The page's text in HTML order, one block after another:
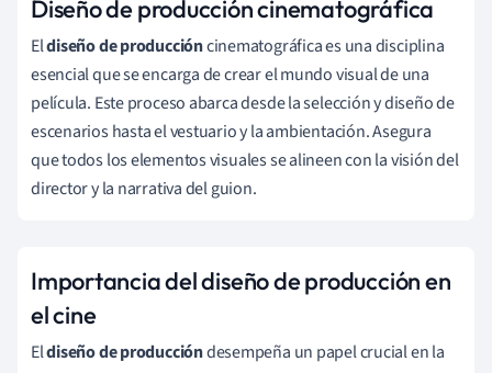
Diseño de producción cinematográfica
Eldiseño de produccióncinematográfica es una disciplina
esencial que se encarga de crear el mundo visual de una
película. Este proceso abarca desde la selección y diseño de
escenarios hasta el vestuario y la ambientación. Asegura
que todos los elementos visuales se alineen con la visión del
director y la narrativa del guion.
Importancia del diseño de producción en
el cine
Eldiseño de produccióndesempeña un papel crucial en la